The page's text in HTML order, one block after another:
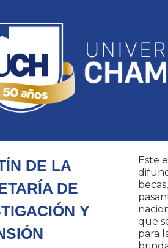
DE LA
DE
Y
Este
que
para